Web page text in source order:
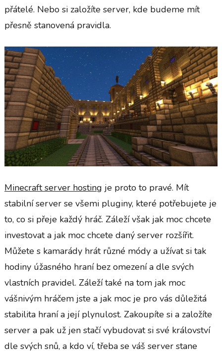
přátelé. Nebo si založíte server, kde budeme mít
přesně stanovená pravidla.
Minecraft server hosting je proto to pravé. Mít
stabilní server se všemi pluginy, které potřebujete je
to, co si přeje každý hráč. Záleží však jak moc chcete
investovat a jak moc chcete daný server rozšířit.
Můžete s kamarády hrát různé módy a užívat si tak
hodiny úžasného hraní bez omezení a dle svých
vlastních pravidel. Záleží také na tom jak moc
vášnivým hráčem jste a jak moc je pro vás důležitá
stabilita hraní a její plynulost. Zakoupíte si a založíte
server a pak už jen stačí vybudovat si své království
dle svých snů, a kdo ví, třeba se váš server stane